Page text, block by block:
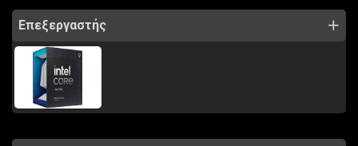
Επεξεργαστής